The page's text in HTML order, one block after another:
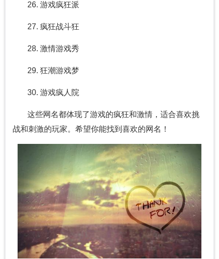
26. 游戏疯狂派
27. 疯狂战斗狂
28. 激情游戏秀
29. 狂潮游戏梦
30. 游戏疯人院
这些网名都体现了游戏的疯狂和激情，适合喜欢挑
战和刺激的玩家。希望你能找到喜欢的网名！